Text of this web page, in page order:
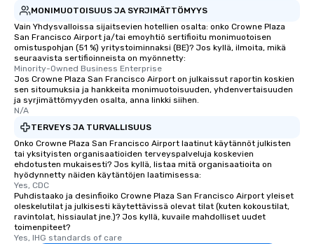
MONIMUOTOISUUS JA SYRJIMÄTTÖMYYS
Vain Yhdysvalloissa sijaitsevien hotellien osalta: onko Crowne Plaza
San Francisco Airport ja/tai emoyhtiö sertifioitu monimuotoisen
omistuspohjan (51 %) yritystoiminnaksi (BE)? Jos kyllä, ilmoita, mikä
seuraavista sertifioinneista on myönnetty:
Minority-Owned Business Enterprise
Jos Crowne Plaza San Francisco Airport on julkaissut raportin koskien
sen sitoumuksia ja hankkeita monimuotoisuuden, yhdenvertaisuuden
ja syrjimättömyyden osalta, anna linkki siihen.
N/A
TERVEYS JA TURVALLISUUS
Onko Crowne Plaza San Francisco Airport laatinut käytännöt julkisten
tai yksityisten organisaatioiden terveyspalveluja koskevien
ehdotusten mukaisesti? Jos kyllä, listaa mitä organisaatioita on
hyödynnetty näiden käytäntöjen laatimisessa:
Yes, CDC
Puhdistaako ja desinfioiko Crowne Plaza San Francisco Airport yleiset
oleskelutilat ja julkisesti käytettävissä olevat tilat (kuten kokoustilat,
ravintolat, hissiaulat jne.)? Jos kyllä, kuvaile mahdolliset uudet
toimenpiteet?
Yes, IHG standards of care